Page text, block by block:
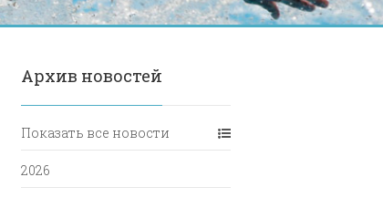
Архив новостей
Показать все новости
2026